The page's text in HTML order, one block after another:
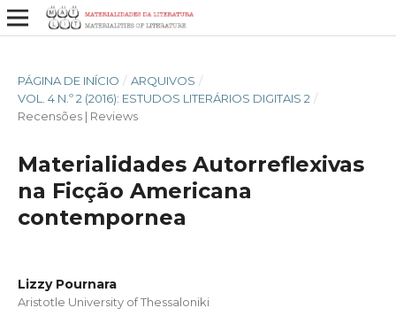
PÁGINA DE INÍCIO / ARQUIVOS /
VOL. 4 N.º 2 (2016): ESTUDOS LITERÁRIOS DIGITAIS 2 /
Recensões | Reviews
Materialidades Autorreflexivas
na Ficção Americana
contempornea
Lizzy Pournara
Aristotle University of Thessaloniki